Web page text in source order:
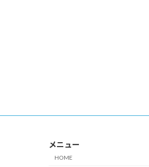
メニュー
HOME